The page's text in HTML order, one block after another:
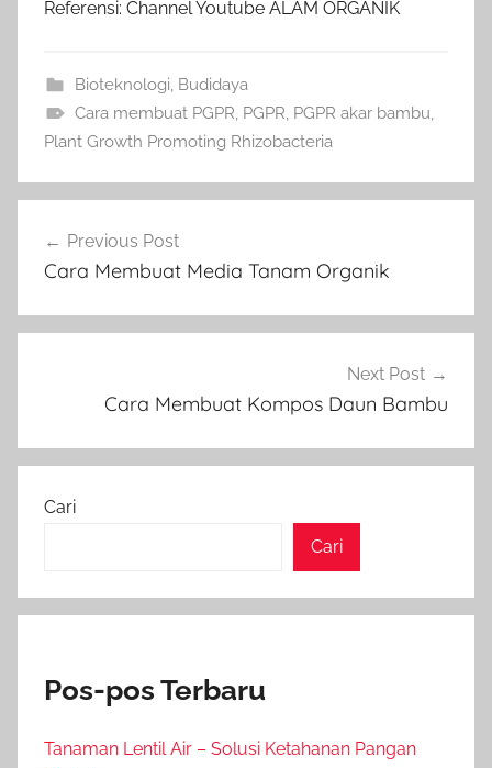
Referensi: Channel Youtube ALAM ORGANIK
Bioteknologi, Budidaya
Cara membuat PGPR, PGPR, PGPR akar bambu,
Plant Growth Promoting Rhizobacteria
pos
Previous Post
Cara Membuat Media Tanam Organik
Next Post
Cara Membuat Kompos Daun Bambu
Cari
Cari
Pos-pos Terbaru
Tanaman Lentil Air – Solusi Ketahanan Pangan